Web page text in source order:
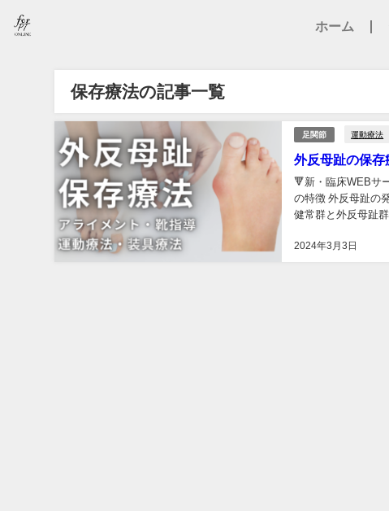
ホーム
保存療法の記事一覧
足関節 運動療法
外反母趾の保
2024年3月3日
🔻新・臨床WEBサ
の特徴 外反母趾の
健常群と外反母趾